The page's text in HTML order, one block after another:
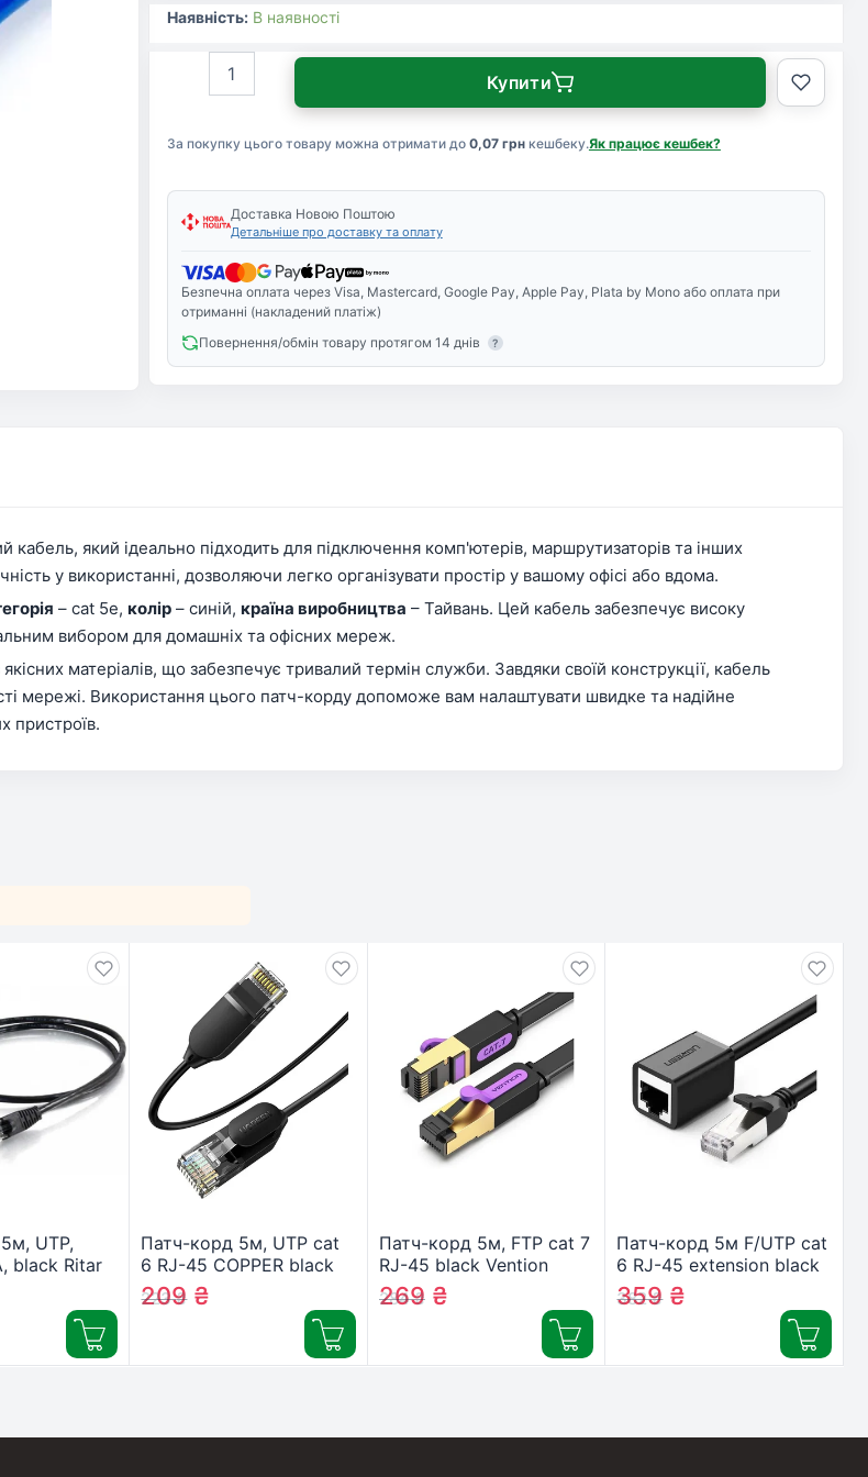
Наявність: В наявності
За покупку цього товару можна отримати до 0,07 грнкешбеку.Як працює кешбек?
45
Atcom
(9163)
кількість
Купити
Доставка Новою Поштою
Детальніше про доставку та оплату
Безпечна оплата через Visa, Mastercard, Google Pay, Apple Pay, Plata by Mono або оплата при
отриманні (накладений платіж)
Повернення/обмін товару протягом 14 днів
?
кабель, який ідеально підходить для підключення комп'ютерів, маршрутизаторів та інших
у використанні, дозволяючи легко організувати простір у вашому офісі або вдома.
– cat 5e, колір – синій, країна виробництва – Тайвань. Цей кабель забезпечує високу
вибором для домашніх та офісних мереж.
матеріалів, що забезпечує тривалий термін служби. Завдяки своїй конструкції, кабель
мережі. Використання цього патч-корду допоможе вам налаштувати швидке та надійне
пристроїв.
UTP,
black Ritar
Патч-корд 5м, UTP cat
6 RJ-45 COPPER black
Ugreen (U_70654)
223₴
209 ₴
Патч-корд 5м, FTP cat 7
RJ-45 black Vention
(ICABJ)
284₴
269 ₴
Патч-корд 5м F/UTP cat
6 RJ-45 extension black
Ugreen (U_11283)
382₴
359 ₴